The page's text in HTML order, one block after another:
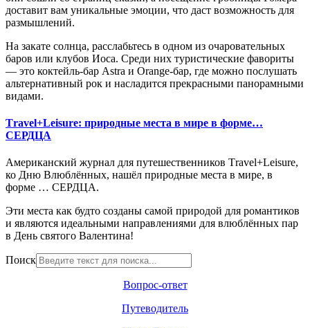
доставит вам уникальные эмоции, что даст возможность для
размышлений.
На закате солнца, расслабьтесь в одном из очаровательных
баров или клубов Иоса. Среди них туристические фавориты
— это коктейль-бар Astra и Orange-бар, где можно послушать
альтернативный рок и насладится прекрасными панорамными
видами.
Τravel+Leisure: природные места в мире в форме…
СЕРДЦА
Американский журнал для путешественников Τravel+Leisure,
ко Дню Влюблённых, нашёл природные места в мире, в
форме … СЕРДЦА.
Эти места как будто созданы самой природой для романтиков
и являются идеальными направлениями для влюблённых пар
в День святого Валентина!
Поиск
Вопрос-ответ
Путеводитель